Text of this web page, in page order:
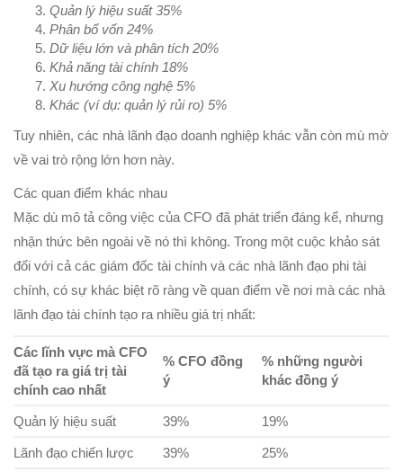
Quản lý hiệu suất 35%
Phân bổ vốn 24%
Dữ liệu lớn và phân tích 20%
Khả năng tài chính 18%
Xu hướng công nghệ 5%
Khác (ví dụ: quản lý rủi ro) 5%
Tuy nhiên, các nhà lãnh đạo doanh nghiệp khác vẫn còn mù mờ
về vai trò rộng lớn hơn này.
Các quan điểm khác nhau
Mặc dù mô tả công việc của CFO đã phát triển đáng kể, nhưng
nhận thức bên ngoài về nó thì không. Trong một cuộc khảo sát
đối với cả các giám đốc tài chính và các nhà lãnh đạo phi tài
chính, có sự khác biệt rõ ràng về quan điểm về nơi mà các nhà
lãnh đạo tài chính tạo ra nhiều giá trị nhất:
Các lĩnh vực mà CFO
đã tạo ra giá trị tài
chính cao nhất
% CFO đồng
ý
% những người
khác đồng ý
Quản lý hiệu suất 39% 19%
Lãnh đạo chiến lược 39% 25%